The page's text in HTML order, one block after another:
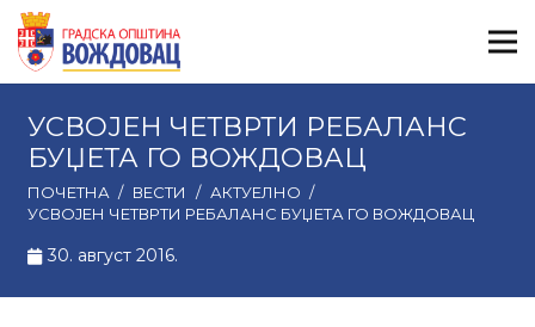
УСВОЈЕН ЧЕТВРТИ РЕБАЛАНС
БУЏЕТА ГО ВОЖДОВАЦ
ПОЧЕТНА / ВЕСТИ / АКТУЕЛНО /
УСВОЈЕН ЧЕТВРТИ РЕБАЛАНС БУЏЕТА ГО ВОЖДОВАЦ
30. август 2016.